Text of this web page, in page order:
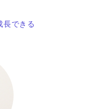
長できる